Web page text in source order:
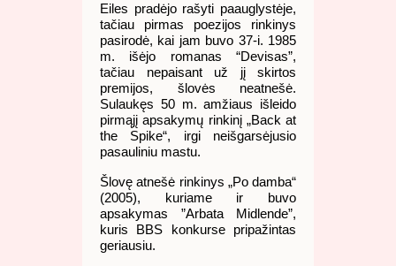
Eiles pradėjo rašyti paauglystėje,
tačiau pirmas poezijos rinkinys
pasirodė, kai jam buvo 37-i. 1985
m. išėjo romanas “Devisas”,
tačiau nepaisant už jį skirtos
premijos, šlovės neatnešė.
Sulaukęs 50 m. amžiaus išleido
pirmąjį apsakymų rinkinį „Back at
the Spike“, irgi neišgarsėjusio
pasauliniu mastu.
Šlovę atnešė rinkinys „Po damba“
(2005), kuriame ir buvo
apsakymas ”Arbata Midlende”,
kuris BBS konkurse pripažintas
geriausiu.